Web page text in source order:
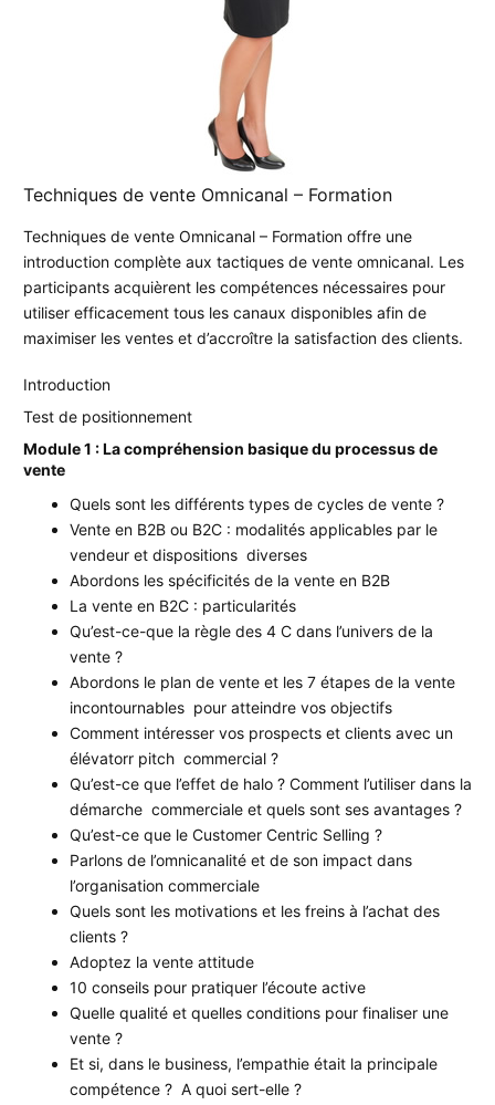
Techniques de vente Omnicanal – Formation
Techniques de vente Omnicanal – Formation offre une
introduction complète aux tactiques de vente omnicanal. Les
participants acquièrent les compétences nécessaires pour
utiliser efficacement tous les canaux disponibles afin de
maximiser les ventes et d’accroître la satisfaction des clients.
Introduction
Test de positionnement
Module 1 : La compréhension basique du processus de
vente
Quels sont les différents types de cycles de vente ?
Vente en B2B ou B2C : modalités applicables par le
vendeur et dispositions diverses
Abordons les spécificités de la vente en B2B
La vente en B2C : particularités
Qu’est-ce-que la règle des 4 C dans l’univers de la
vente ?
Abordons le plan de vente et les 7 étapes de la vente
incontournables pour atteindre vos objectifs
Comment intéresser vos prospects et clients avec un
élévatorr pitch commercial ?
Qu’est-ce que l’effet de halo ? Comment l’utiliser dans la
démarche commerciale et quels sont ses avantages ?
Qu’est-ce que le Customer Centric Selling ?
Parlons de l’omnicanalité et de son impact dans
l’organisation commerciale
Quels sont les motivations et les freins à l’achat des
clients ?
Adoptez la vente attitude
10 conseils pour pratiquer l’écoute active
Quelle qualité et quelles conditions pour finaliser une
vente ?
Et si, dans le business, l’empathie était la principale
compétence ? A quoi sert-elle ?